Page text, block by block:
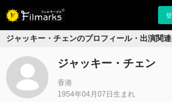
ジャッキー・チェンのプロフィール・出演関
ジャッキー・チェン
香港
1954年04月07日生まれ